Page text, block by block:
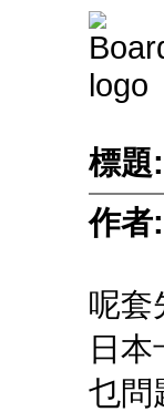
標題:
作者:
呢套
日
乜問